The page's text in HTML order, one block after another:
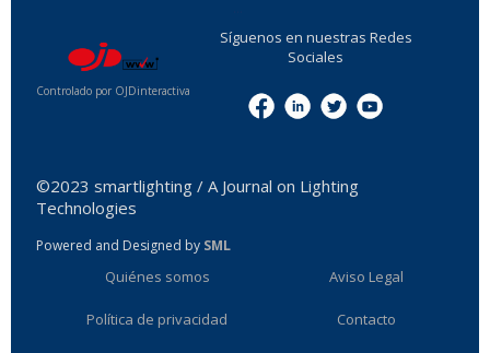
Controlado por OJDinteractiva
Síguenos en nuestras Redes
Sociales
©2023 smartlighting / A Journal on Lighting
Technologies
Powered and Designed by SML
Quiénes somos Aviso Legal
Política de privacidad Contacto